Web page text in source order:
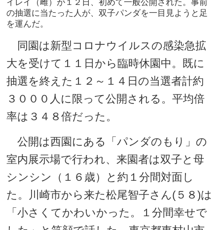
イレイ（雌）が１２日、初めて一般公開された。事前
の抽選に当たった人が、双子パンダを一目見ようと足
を運んだ。
同園は新型コロナウイルスの感染急拡
大を受けて１１日から臨時休園中。既に
抽選を終えた１２～１４日の当選者計約
３０００人に限って公開される。平均倍
率は３４８倍だった。
公開は西園にある「パンダのもり」の
室内展示場で行われ、来園者は双子と母
シンシン（１６歳）と約１分間対面し
た。川崎市から来た松尾智子さん(５８)は
「小さくてかわいかった。１分間幸せで